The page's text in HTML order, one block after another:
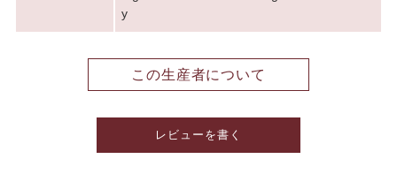
y
この生産者について
レビューを書く